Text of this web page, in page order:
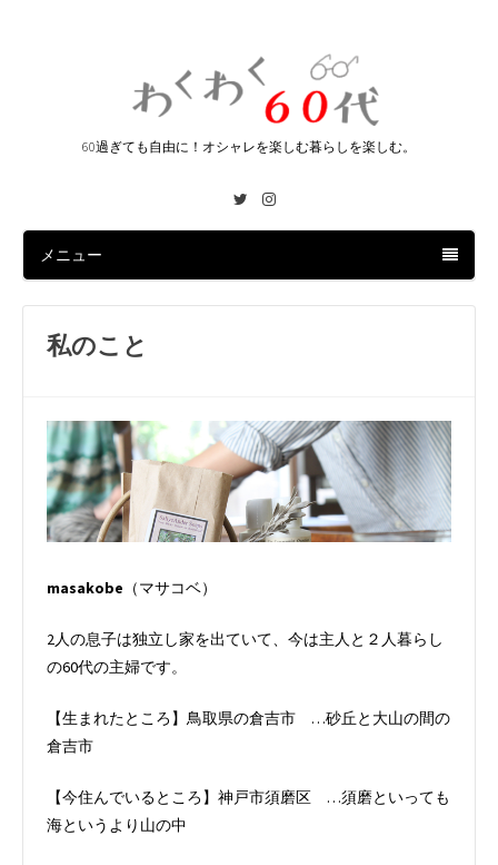
60過ぎても自由に！オシャレを楽しむ暮らしを楽しむ。
TwitterInstagram
メニュー
私のこと
masakobe （マサコベ）
2人の息子は独立し家を出ていて、今は主人と２人暮らし
の60代の主婦です。
【生まれたところ】鳥取県の倉吉市 …砂丘と大山の間の
倉吉市
【今住んでいるところ】神戸市須磨区 …須磨といっても
海というより山の中